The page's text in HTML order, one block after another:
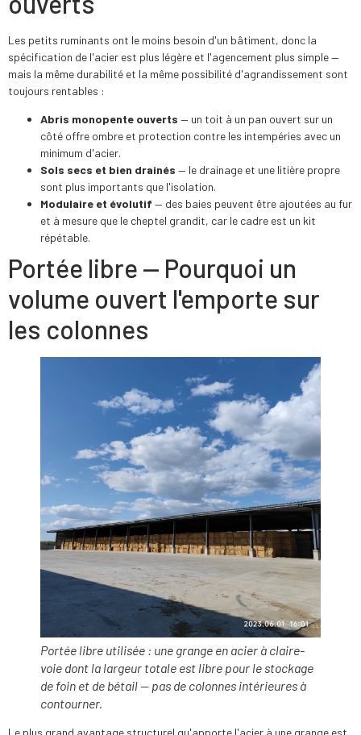
Les petits ruminants ont le moins besoin d'un bâtiment, donc la
spécification de l'acier est plus légère et l'agencement plus simple —
mais la même durabilité et la même possibilité d'agrandissement sont
toujours rentables :
Abris monopente ouverts — un toit à un pan ouvert sur un
côté offre ombre et protection contre les intempéries avec un
minimum d'acier.
Sols secs et bien drainés — le drainage et une litière propre
sont plus importants que l'isolation.
Modulaire et évolutif — des baies peuvent être ajoutées au fur
et à mesure que le cheptel grandit, car le cadre est un kit
répétable.
Portée libre — Pourquoi un
volume ouvert l'emporte sur
les colonnes
Portée libre utilisée : une grange en acier à claire-
voie dont la largeur totale est libre pour le stockage
de foin et de bétail — pas de colonnes intérieures à
contourner.